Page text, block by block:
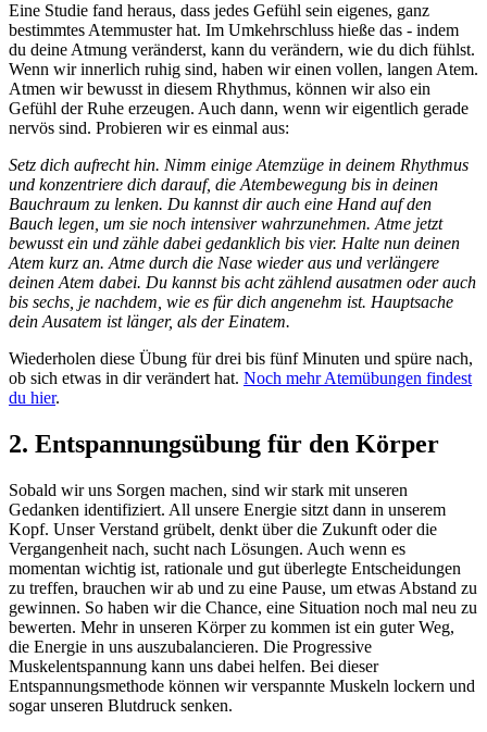
Eine Studie fand heraus, dass jedes Gefühl sein eigenes, ganz
bestimmtes Atemmuster hat. Im Umkehrschluss hieße das - indem
du deine Atmung veränderst, kann du verändern, wie du dich fühlst.
Wenn wir innerlich ruhig sind, haben wir einen vollen, langen Atem.
Atmen wir bewusst in diesem Rhythmus, können wir also ein
Gefühl der Ruhe erzeugen. Auch dann, wenn wir eigentlich gerade
nervös sind. Probieren wir es einmal aus:
Setz dich aufrecht hin. Nimm einige Atemzüge in deinem Rhythmus
und konzentriere dich darauf, die Atembewegung bis in deinen
Bauchraum zu lenken. Du kannst dir auch eine Hand auf den
Bauch legen, um sie noch intensiver wahrzunehmen. Atme jetzt
bewusst ein und zähle dabei gedanklich bis vier. Halte nun deinen
Atem kurz an. Atme durch die Nase wieder aus und verlängere
deinen Atem dabei. Du kannst bis acht zählend ausatmen oder auch
bis sechs, je nachdem, wie es für dich angenehm ist. Hauptsache
dein Ausatem ist länger, als der Einatem.
Wiederholen diese Übung für drei bis fünf Minuten und spüre nach,
ob sich etwas in dir verändert hat. Noch mehr Atemübungen findest
du hier.
2. Entspannungsübung für den Körper
Sobald wir uns Sorgen machen, sind wir stark mit unseren
Gedanken identifiziert. All unsere Energie sitzt dann in unserem
Kopf. Unser Verstand grübelt, denkt über die Zukunft oder die
Vergangenheit nach, sucht nach Lösungen. Auch wenn es
momentan wichtig ist, rationale und gut überlegte Entscheidungen
zu treffen, brauchen wir ab und zu eine Pause, um etwas Abstand zu
gewinnen. So haben wir die Chance, eine Situation noch mal neu zu
bewerten. Mehr in unseren Körper zu kommen ist ein guter Weg,
die Energie in uns auszubalancieren. Die Progressive
Muskelentspannung kann uns dabei helfen. Bei dieser
Entspannungsmethode können wir verspannte Muskeln lockern und
sogar unseren Blutdruck senken.